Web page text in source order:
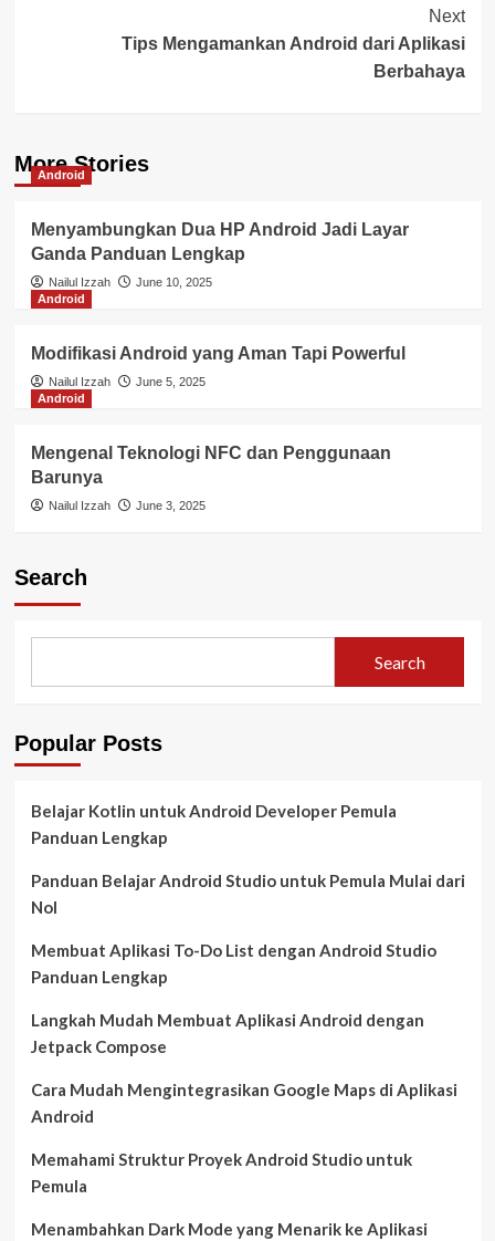
Next
Tips Mengamankan Android dari Aplikasi
Berbahaya
More Stories
Android
Menyambungkan Dua HP Android Jadi Layar
Ganda Panduan Lengkap
Nailul Izzah
June 10, 2025
Android
Modifikasi Android yang Aman Tapi Powerful
Nailul Izzah
June 5, 2025
Android
Mengenal Teknologi NFC dan Penggunaan
Barunya
Nailul Izzah June 3, 2025
Search
Search
Popular Posts
Belajar Kotlin untuk Android Developer Pemula
Panduan Lengkap
Panduan Belajar Android Studio untuk Pemula Mulai dari
Nol
Membuat Aplikasi To-Do List dengan Android Studio
Panduan Lengkap
Langkah Mudah Membuat Aplikasi Android dengan
Jetpack Compose
Cara Mudah Mengintegrasikan Google Maps di Aplikasi
Android
Memahami Struktur Proyek Android Studio untuk
Pemula
Menambahkan Dark Mode yang Menarik ke Aplikasi